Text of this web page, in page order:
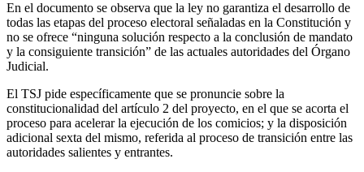
En el documento se observa que la ley no garantiza el desarrollo de
todas las etapas del proceso electoral señaladas en la Constitución y
no se ofrece “ninguna solución respecto a la conclusión de mandato
y la consiguiente transición” de las actuales autoridades del Órgano
Judicial.
El TSJ pide específicamente que se pronuncie sobre la
constitucionalidad del artículo 2 del proyecto, en el que se acorta el
proceso para acelerar la ejecución de los comicios; y la disposición
adicional sexta del mismo, referida al proceso de transición entre las
autoridades salientes y entrantes.